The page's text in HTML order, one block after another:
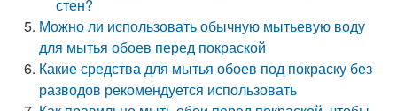
стен?
Можно ли использовать обычную мытьевую воду
для мытья обоев перед покраской
Какие средства для мытья обоев под покраску без
разводов рекомендуется использовать